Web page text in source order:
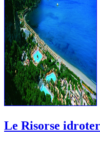
Le Risorse